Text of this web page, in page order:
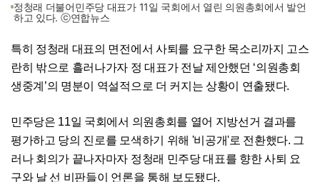
정청래 더불어민주당 대표가 11일 국회에서 열린 의원총회에서 발언
하고 있다. ⓒ연합뉴스
특히 정청래 대표의 면전에서 사퇴를 요구한 목소리까지 고스
란히 밖으로 흘러나가자 정 대표가 전날 제안했던 ‘의원총회
생중계’의 명분이 역설적으로 더 커지는 상황이 연출됐다.
민주당은 11일 국회에서 의원총회를 열어 지방선거 결과를
평가하고 당의 진로를 모색하기 위해 '비공개'로 전환했다. 그
러나 회의가 끝나자마자 정청래 민주당 대표를 향한 사퇴 요
구와 날 선 비판들이 언론을 통해 보도됐다.